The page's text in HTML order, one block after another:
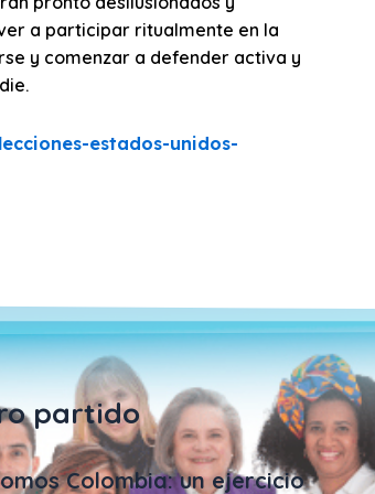
a participar ritualmente en la
y comenzar a defender activa y
estados-unidos-
partido
Colombia: un ejercicio